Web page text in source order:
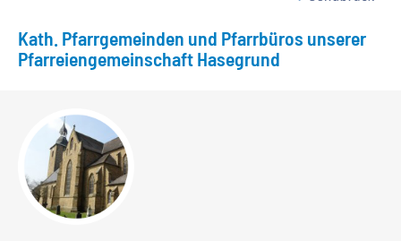
Kath. Pfarrgemeinden und Pfarrbüros unserer
Pfarreiengemeinschaft Hasegrund